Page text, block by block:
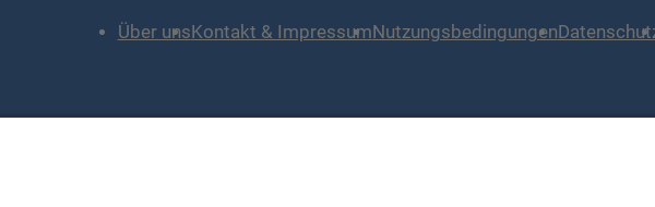
Über unsKontakt & ImpressumNutzungsbedingungen